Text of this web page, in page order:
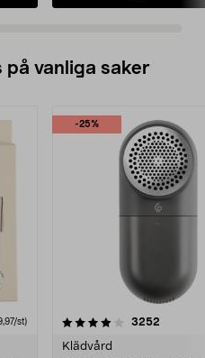
på vanliga saker
st)
-25%
3252
Klädvård
4.5av 5 stjärnor